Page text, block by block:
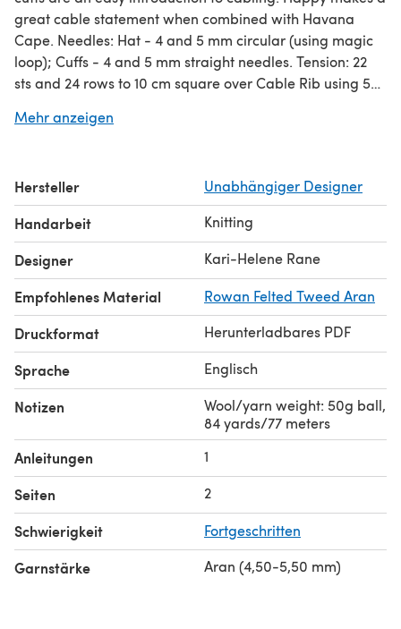
great cable statement when combined with Havana
Cape. Needles: Hat - 4 and 5 mm circular (using magic
loop); Cuffs - 4 and 5 mm straight needles. Tension: 22
sts and 24 rows to 10 cm square over Cable Rib using 5
Mehr anzeigen
Hersteller Unabhängiger Designer
Handarbeit Knitting
Designer Kari-Helene Rane
Empfohlenes Material Rowan Felted Tweed Aran
Druckformat Herunterladbares PDF
Sprache Englisch
Notizen
Wool/yarn weight: 50g ball,
84 yards/77 meters
Anleitungen 1
Seiten 2
Schwierigkeit Fortgeschritten
Garnstärke Aran (4,50-5,50 mm)